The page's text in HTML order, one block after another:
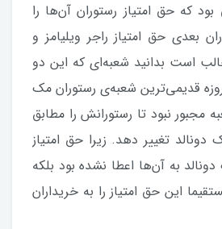
که حق امتیاز رستوران آن‌ها را
بعدی حق امتیاز راجر ویلیامز و
است بدانید شعبه‌ای که این دو
قدیمی‌ترین شعبه‌ی رستوران مک
مجبور نبود تا رستورانش را مطابق
دونالد تغییر دهد. زیرا حق امتیاز
به آن‌ها اعطا نشده بود بلکه
این حق امتیاز را به خریداران